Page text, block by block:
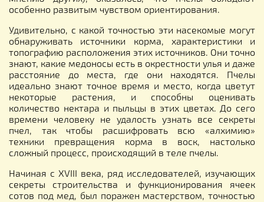
особенно развитым чувством ориентирования.
Удивительно, с какой точностью эти насекомые могут
обнаруживать источники корма, характеристики и
топографию расположения этих источников. Они точно
знают, какие медоносы есть в окрестности улья и даже
расстояние до места, где они находятся. Пчелы
идеально знают точное время и место, когда цветут
некоторые растения, и способны оценивать
количество нектара и пыльцы в этих цветах. До сего
времени человеку не удалость узнать все секреты
пчел, так чтобы расшифровать всю «алхимию»
техники превращения корма в воск, настолько
сложный процесс, происходящий в теле пчелы.
Начиная с XVIII века, ряд исследователей, изучающих
секреты строительства и функционирования ячеек
сотов под мед, был поражен мастерством, точностью